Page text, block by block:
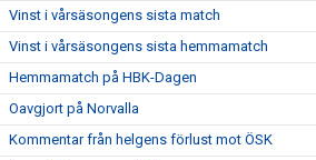
Vinst i vårsäsongens sista match
Vinst i vårsäsongens sista hemmamatch
Hemmamatch på HBK-Dagen
Oavgjort på Norvalla
Kommentar från helgens förlust mot ÖSK